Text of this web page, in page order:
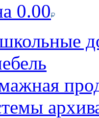
0.00